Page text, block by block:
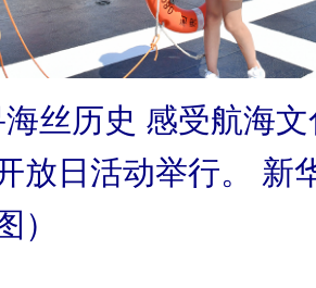
历史 感受航海文
放日活动举行。 新
）